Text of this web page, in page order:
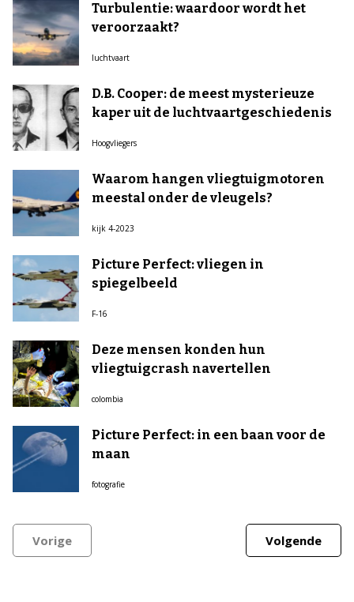
Turbulentie: waardoor wordt het
veroorzaakt?
luchtvaart
D.B. Cooper: de meest mysterieuze
kaper uit de luchtvaartgeschiedenis
Hoogvliegers
Waarom hangen vliegtuigmotoren
meestal onder de vleugels?
kijk 4-2023
Picture Perfect: vliegen in
spiegelbeeld
F-16
Deze mensen konden hun
vliegtuigcrash navertellen
colombia
Picture Perfect: in een baan voor de
maan
fotografie
Vorige Volgende